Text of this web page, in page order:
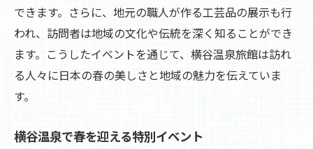
できます。さらに、地元の職人が作る工芸品の展示も行
われ、訪問者は地域の文化や伝統を深く知ることができ
ます。こうしたイベントを通じて、横谷温泉旅館は訪れ
る人々に日本の春の美しさと地域の魅力を伝えていま
す。
横谷温泉で春を迎える特別イベント